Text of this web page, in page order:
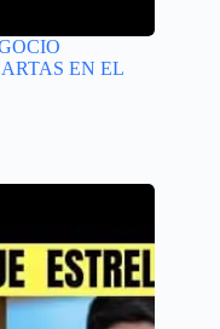
EN EL